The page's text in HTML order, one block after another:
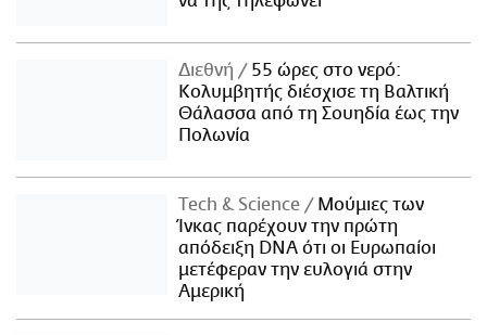
Διεθνή
55 ώρες στο νερό:
Κολυμβητής διέσχισε τη Βαλτική
Θάλασσα από τη Σουηδία έως την
Πολωνία
Τech & Science
Μούμιες των
Ίνκας παρέχουν την πρώτη
απόδειξη DNA ότι οι Ευρωπαίοι
μετέφεραν την ευλογιά στην
Αμερική